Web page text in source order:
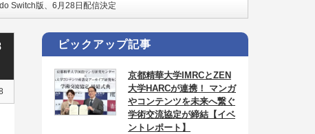
Switch版、6月28日配信決定
ピックアップ記事
京都精華大学IMRCとZEN
大学HARCが連携！ マンガ
やコンテンツを未来へ繋ぐ
学術交流協定が締結【イベ
ントレポート】